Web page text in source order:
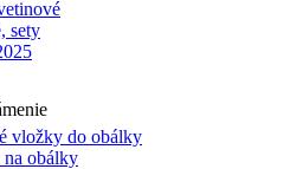
sety
vložky do obálky
obálky